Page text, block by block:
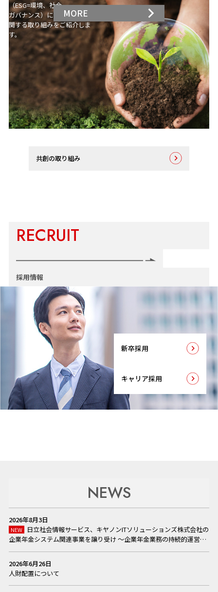
（ESG=環境、社会、
ガバナンス）に
関する取り組みをご紹介しま
す。
MORE
共創の取り組み
RECRUIT
採用情報
新卒採用
キャリア採用
NEWS
2026年8月3日
NEW
日立社会情報サービス、キヤノンITソリューションズ株式会社の
企業年金システム関連事業を譲り受け ～企業年金業務の持続的運営を
2026年6月26日
人財配置について